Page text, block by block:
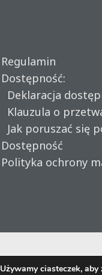
Regulamin
Dostępność:
Deklaracja
Klauzula o
Jak poruszać się
Dostępność
Polityka ochrony
Używamy ciasteczek,